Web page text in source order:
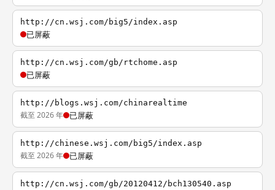
http://cn.wsj.com/big5/index.asp
已屏蔽
http://cn.wsj.com/gb/rtchome.asp
已屏蔽
http://blogs.wsj.com/chinarealtime
截至 2026 年 已屏蔽
http://chinese.wsj.com/big5/index.asp
截至 2026 年 已屏蔽
http://cn.wsj.com/gb/20120412/bch130540.asp